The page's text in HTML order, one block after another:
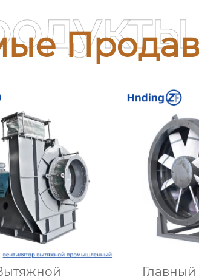
Главный